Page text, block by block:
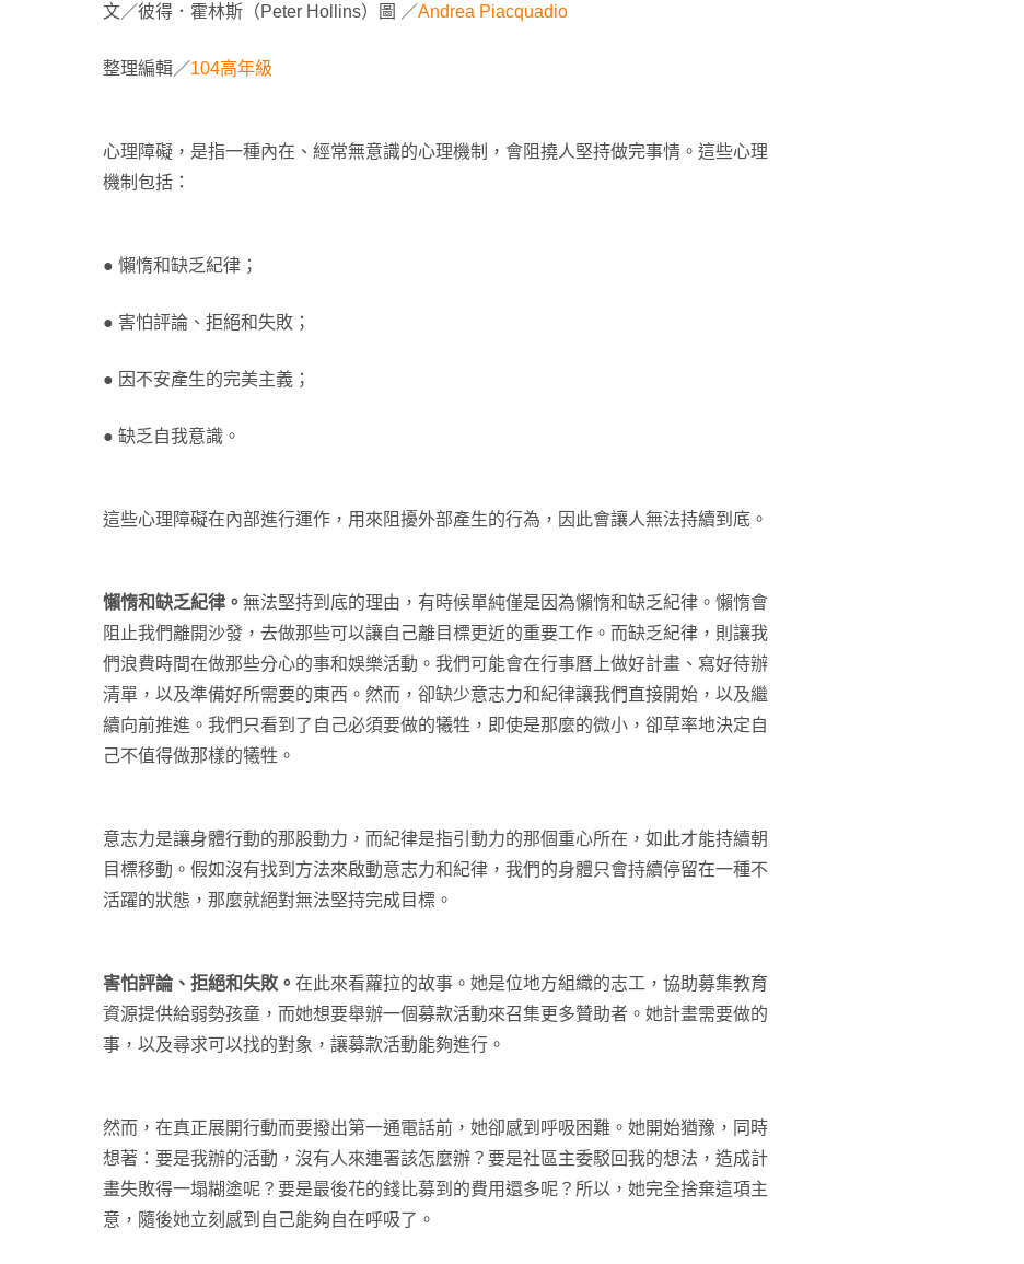
文／彼得．霍林斯（Peter Hollins）圖 ／Andrea Piacquadio
整理編輯／104高年級
心理障礙，是指一種內在、經常無意識的心理機制，會阻撓人堅持做完事情。這些心理
機制包括：
● 懶惰和缺乏紀律；
● 害怕評論、拒絕和失敗；
● 因不安產生的完美主義；
● 缺乏自我意識。
這些心理障礙在內部進行運作，用來阻擾外部產生的行為，因此會讓人無法持續到底。
懶惰和缺乏紀律。 無法堅持到底的理由，有時候單純僅是因為懶惰和缺乏紀律。懶惰會
阻止我們離開沙發，去做那些可以讓自己離目標更近的重要工作。而缺乏紀律，則讓我
們浪費時間在做那些分心的事和娛樂活動。我們可能會在行事曆上做好計畫、寫好待辦
清單，以及準備好所需要的東西。然而，卻缺少意志力和紀律讓我們直接開始，以及繼
續向前推進。我們只看到了自己必須要做的犧牲，即使是那麼的微小，卻草率地決定自
己不值得做那樣的犧牲。
意志力是讓身體行動的那股動力，而紀律是指引動力的那個重心所在，如此才能持續朝
目標移動。假如沒有找到方法來啟動意志力和紀律，我們的身體只會持續停留在一種不
活躍的狀態，那麼就絕對無法堅持完成目標。
害怕評論、拒絕和失敗。 在此來看蘿拉的故事。她是位地方組織的志工，協助募集教育
資源提供給弱勢孩童，而她想要舉辦一個募款活動來召集更多贊助者。她計畫需要做的
事，以及尋求可以找的對象，讓募款活動能夠進行。
然而，在真正展開行動而要撥出第一通電話前，她卻感到呼吸困難。她開始猶豫，同時
想著：要是我辦的活動，沒有人來連署該怎麼辦？要是社區主委駁回我的想法，造成計
畫失敗得一塌糊塗呢？要是最後花的錢比募到的費用還多呢？所以，她完全捨棄這項主
意，隨後她立刻感到自己能夠自在呼吸了。